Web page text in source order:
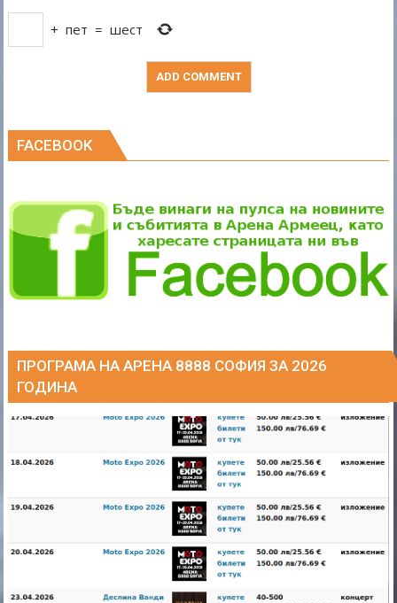
+ пет = шест
FACEBOOK
ПРОГРАМА НА АРЕНА 8888 СОФИЯ ЗА 2026
ГОДИНА